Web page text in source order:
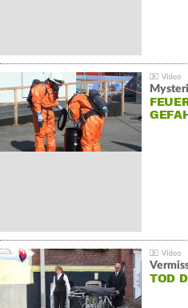
TOD